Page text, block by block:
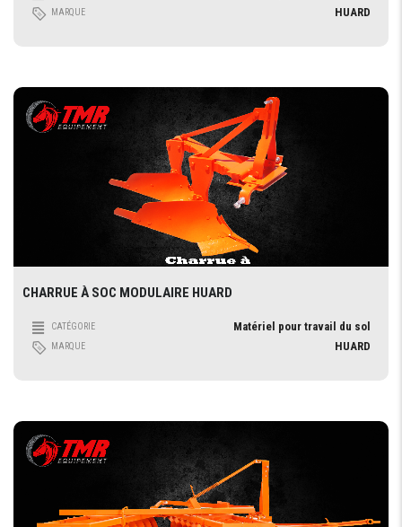
MARQUE HUARD
CHARRUE À SOC MODULAIRE HUARD
CATÉGORIE Matériel pour travail du sol
MARQUE HUARD